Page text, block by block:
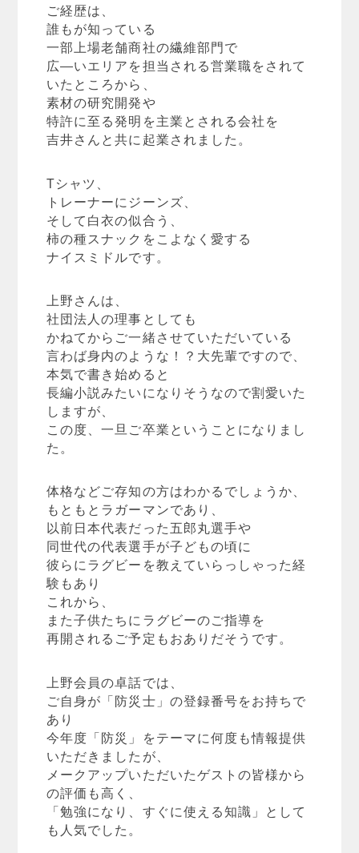
ご経歴は、
誰もが知っている
一部上場老舗商社の繊維部門で
広―いエリアを担当される営業職をされて
いたところから、
素材の研究開発や
特許に至る発明を主業とされる会社を
吉井さんと共に起業されました。
Tシャツ、
トレーナーにジーンズ、
そして白衣の似合う、
柿の種スナックをこよなく愛する
ナイスミドルです。
上野さんは、
社団法人の理事としても
かねてからご一緒させていただいている
言わば身内のような！？大先輩ですので、
本気で書き始めると
長編小説みたいになりそうなので割愛いた
しますが、
この度、一旦ご卒業ということになりまし
た。
体格などご存知の方はわかるでしょうか、
もともとラガーマンであり、
以前日本代表だった五郎丸選手や
同世代の代表選手が子どもの頃に
彼らにラグビーを教えていらっしゃった経
験もあり
これから、
また子供たちにラグビーのご指導を
再開されるご予定もおありだそうです。
上野会員の卓話では、
ご自身が「防災士」の登録番号をお持ちで
あり
今年度「防災」をテーマに何度も情報提供
いただきましたが、
メークアップいただいたゲストの皆様から
の評価も高く、
「勉強になり、すぐに使える知識」として
も人気でした。